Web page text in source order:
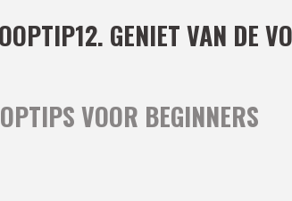
12. GENIET VAN DE
VOOR BEGINNERS